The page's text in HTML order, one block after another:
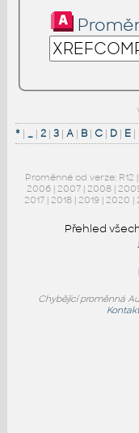
*| _| 2| 3| A| B| C| D| E|
Proměnné od verze: R12 |
2006 | 2007 | 2008 |
2017 | 2018 | 2019 | 2020 |
Přehled
Chybějící proměnná